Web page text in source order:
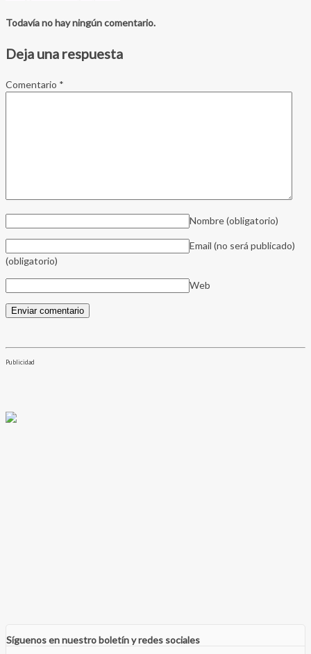
Todavía no hay ningún comentario.
Deja una respuesta
Comentario *
Nombre(obligatorio)
Email (no será publicado)
(obligatorio)
Web
Publicidad
Síguenos en nuestro boletín y redes sociales